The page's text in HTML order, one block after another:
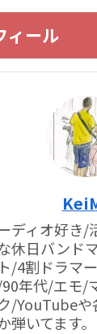
ィール
ディオ好き/
休日バンド
/4割ドラマ
年代/エモ/
/YouTubeや
弾いてます。